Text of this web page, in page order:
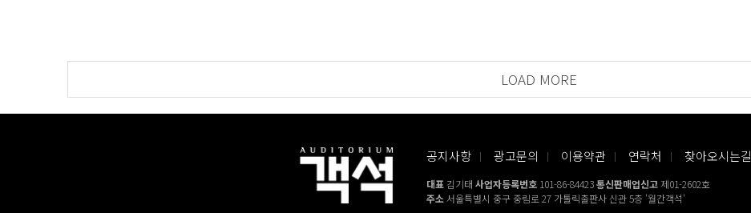
LOAD MORE
공지사항 광고문의 이용약관 연락처 찾아오시는길
대표김기태 사업자등록번호 101-86-84423통신판매업신고제01-2602호
주소서울특별시 중구 중림로 27 가톨릭출판사 신관 5층 '월간객석'